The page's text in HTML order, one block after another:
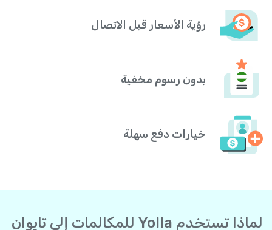
رؤية الأسعار قبل الاتصال
بدون رسوم مخفية
خيارات دفع سهلة
لماذا تستخدم Yolla للمكالمات إلى تايوان